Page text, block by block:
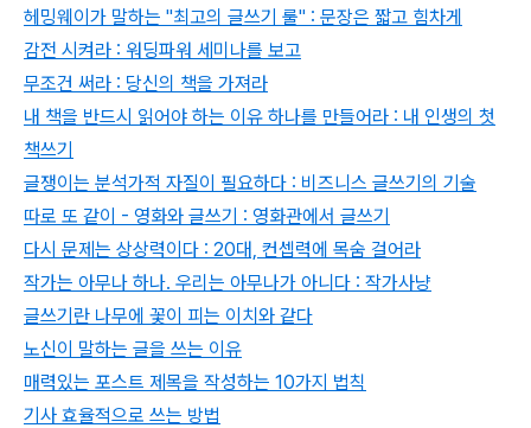
헤밍웨이가 말하는 "최고의 글쓰기 룰" : 문장은 짧고 힘차게
감전 시켜라 : 워딩파워 세미나를 보고
무조건 써라 : 당신의 책을 가져라
내 책을 반드시 읽어야 하는 이유 하나를 만들어라 : 내 인생의 첫
책쓰기
글쟁이는 분석가적 자질이 필요하다 : 비즈니스 글쓰기의 기술
따로 또 같이 - 영화와 글쓰기 : 영화관에서 글쓰기
다시 문제는 상상력이다 : 20대, 컨셉력에 목숨 걸어라
작가는 아무나 하나. 우리는 아무나가 아니다 : 작가사냥
글쓰기란 나무에 꽃이 피는 이치와 같다
노신이 말하는 글을 쓰는 이유
매력있는 포스트 제목을 작성하는 10가지 법칙
기사 효율적으로 쓰는 방법